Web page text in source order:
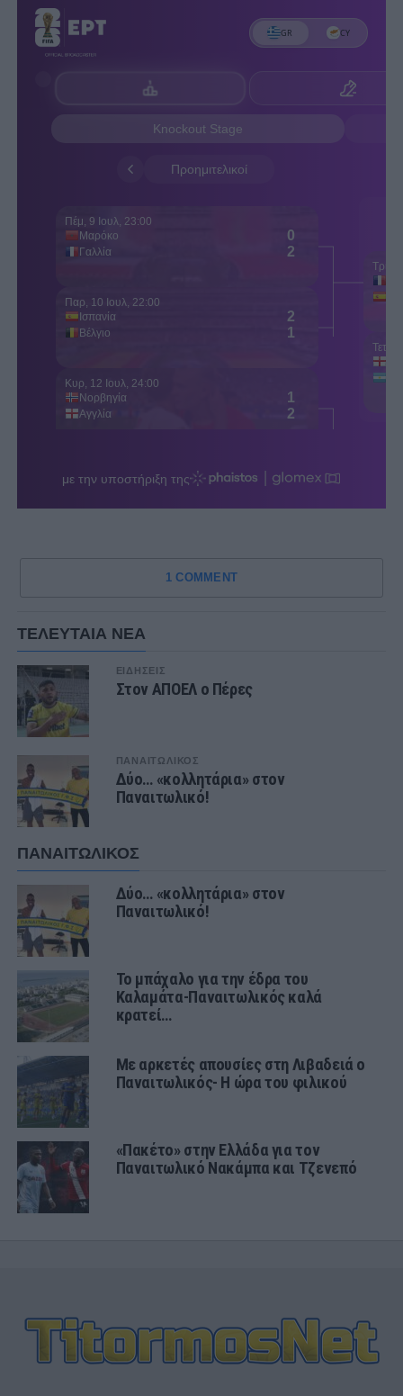
1 COMMENT
ΤΕΛΕΥΤΑΙΑ ΝΕΑ
ΕΙΔΗΣΕΙΣ
Στον ΑΠΟΕΛ ο Πέρες
ΠΑΝΑΙΤΩΛΙΚΟΣ
Δύο… «κολλητάρια» στον
Παναιτωλικό!
ΠΑΝΑΙΤΩΛΙΚΟΣ
Δύο… «κολλητάρια» στον
Παναιτωλικό!
Το μπάχαλο για την έδρα του
Καλαμάτα-Παναιτωλικός καλά
κρατεί…
Με αρκετές απουσίες στη Λιβαδειά ο
Παναιτωλικός- Η ώρα του φιλικού
«Πακέτο» στην Ελλάδα για τον
Παναιτωλικό Νακάμπα και Τζενεπό